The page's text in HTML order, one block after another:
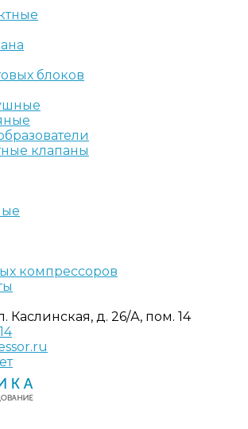
блоков
клапаны
компрессоров
Каслинская, д. 26/А, пом. 14